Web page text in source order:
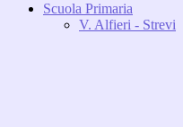
Scuola Primaria
V. Alfieri - Strevi